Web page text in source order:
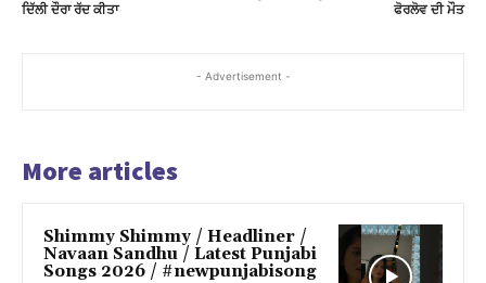
panel
panel
ਦਿੱਲੀ ਦੌਰਾ ਰੱਦ ਕੀਤਾ
ਫੋਰਲੋਵ ਦੀ ਮੌਤ
- Advertisement -
More articles
Shimmy Shimmy / Headliner /
Navaan Sandhu / Latest Punjabi
Songs 2026 / #newpunjabisong